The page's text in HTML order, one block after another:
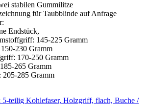
stabilen Gummilitze
für Taubblinde auf Anfrage
Endstück,
145-225 Gramm
230 Gramm
170-250 Gramm
265 Gramm
205-285 Gramm